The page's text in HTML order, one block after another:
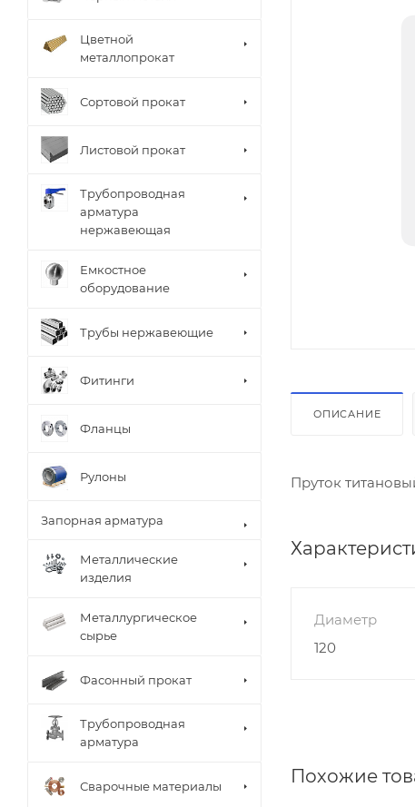
ОПИСАНИЕ
Пруток
Диаметр
120
Похожие
Цветной
металлопрокат
Сортовой прокат
Листовой прокат
Трубопроводная
арматура
нержавеющая
Емкостное
оборудование
Трубы нержавеющие
Фитинги
Фланцы
Рулоны
Запорная арматура
Металлические
изделия
Металлургическое
сырье
Фасонный прокат
Трубопроводная
арматура
Сварочные материалы